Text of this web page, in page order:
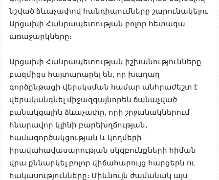
նշված ձևաչափով հանդիպումները շարունակելու
Արցախի Հանրապետության բոլոր հետագա
առաջարկները։
Արցախի Հանրապետության իշխանությունները
բազմիցս հայտարարել են, որ խաղաղ
գործընթացի վերսկսման համար անհրաժեշտ է
վերականգնել միջազգայնորեն ճանաչված
բանակցային ձևաչափը, որի շրջանակներում
հնարավոր կլինի բարեխղճության,
համագործակցության և կողմերի
իրավահավասարության սկզբունքների հիման
վրա քննարկել բոլոր վիճահարույց հարցերն ու
հակասությունները։ Միևնույն ժամանակ այս